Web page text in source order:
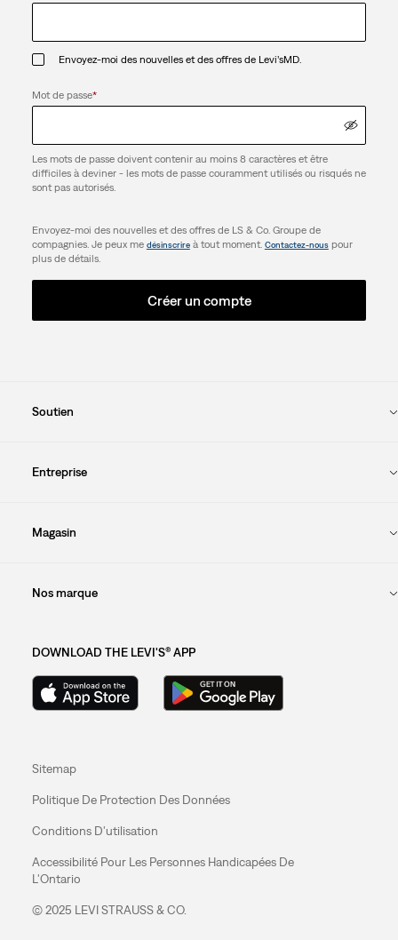
Envoyez-moi des nouvelles et des offres de Levi’sMD.
Mot de passe*
Les mots de passe doivent contenir au moins 8 caractères et être
difficiles à deviner - les mots de passe couramment utilisés ou risqués ne
sont pas autorisés.
Envoyez-moi des nouvelles et des offres de LS & Co. Groupe de
compagnies. Je peux me désinscrireà tout moment. Contactez-nouspour
plus de détails.
Créer un compte
Soutien
Entreprise
Magasin
Nos marque
DOWNLOAD THE LEVI'S® APP
Sitemap
Politique De Protection Des Données
Conditions D'utilisation
Accessibilité Pour Les Personnes Handicapées De
L'Ontario
© 2025 LEVI STRAUSS & CO.